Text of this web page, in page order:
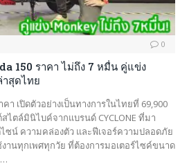
0
150 ราคา ไม่ถึง 7 หมื่น คู่แข่ง
สุดไทย
า เปิดตัวอย่างเป็นทางการในไทยที่ 69,900
ไตล์มินิไบค์จากแบรนด์ CYCLONE ที่มา
ซน์ ความคล่องตัว และฟีเจอร์ความปลอดภัย
านทุกเพศทุกวัย ที่ต้องการมอเตอร์ไซค์ขนาด